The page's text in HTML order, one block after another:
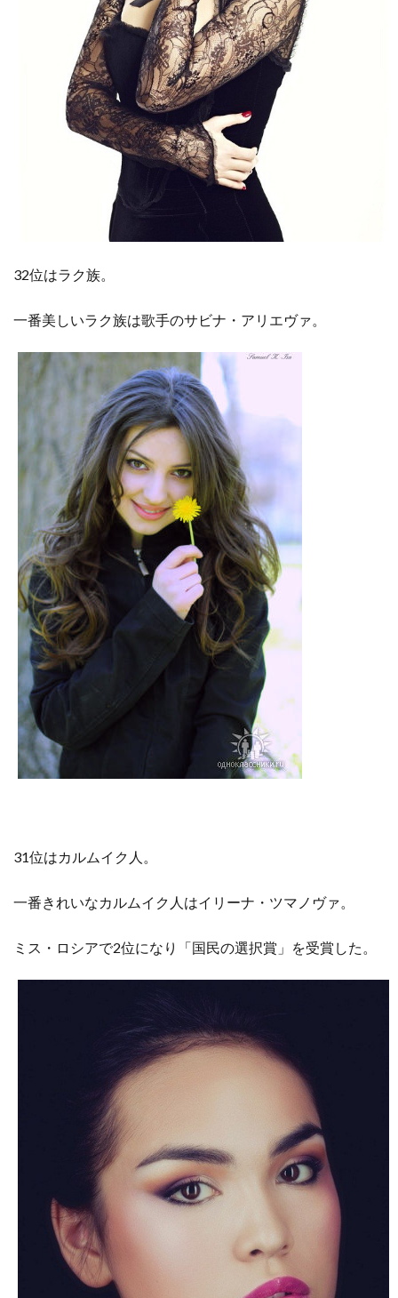
32位はラク族。
一番美しいラク族は歌手のサビナ・アリエヴァ。
31位はカルムイク人。
一番きれいなカルムイク人はイリーナ・ツマノヴァ。
ミス・ロシアで2位になり「国民の選択賞」を受賞した。